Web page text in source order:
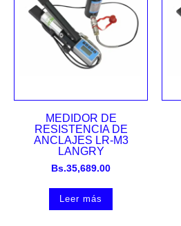
MEDIDOR DE
RESISTENCIA DE
ANCLAJES LR-M3
LANGRY
Bs.35,689.00
Leer más